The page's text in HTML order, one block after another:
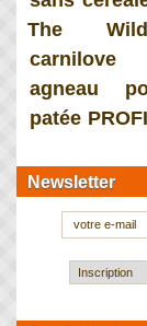
The Wild
carnilove
agneau
patée
Newsletter